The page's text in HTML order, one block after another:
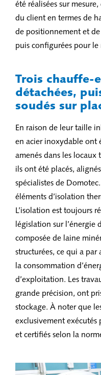
été réalisées sur
du client en termes de
de positionnement et
puis configurées pour
Trois chauffe-
détachées,
soudés sur
En raison de leur taille
en acier inoxydable ont
amenés dans les locaux
ils ont été placés,
spécialistes de
éléments d’isolation
L’isolation est toujours
législation sur l’énergie
composée de laine
structurées, ce qui a
la consommation
d’exploitation. Les
grande précision, ont
stockage. À noter que
exclusivement exécutés
et certifiés selon la